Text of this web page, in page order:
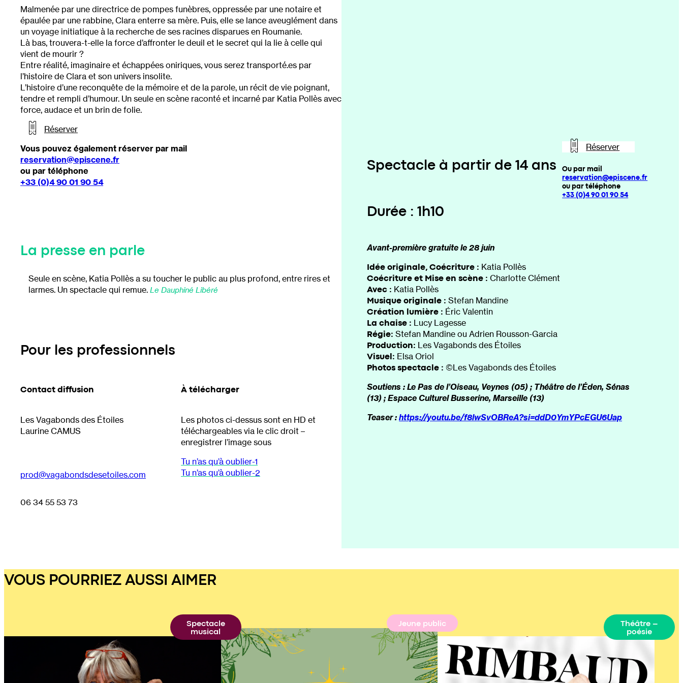
Malmenée par une directrice de pompes funèbres, oppressée par une notaire et
épaulée par une rabbine, Clara enterre sa mère. Puis, elle se lance aveuglément dans
un voyage initiatique à la recherche de ses racines disparues en Roumanie.
Là bas, trouvera-t-elle la force d’affronter le deuil et le secret qui la lie à celle qui
vient de mourir ?
Entre réalité, imaginaire et échappées oniriques, vous serez transporté.es par
l’histoire de Clara et son univers insolite.
L’histoire d’une reconquête de la mémoire et de la parole, un récit de vie poignant,
tendre et rempli d’humour. Un seule en scène raconté et incarné par Katia Pollès avec
force, audace et un brin de folie.
Réserver
Vous pouvez également réserver par mail
reservation@episcene.fr
ou par téléphone
+33 (0)4 90 01 90 54
La presse en parle
Seule en scène, Katia Pollès a su toucher le public au plus profond, entre rires et
larmes. Un spectacle qui remue. Le Dauphiné Libéré
Pour les professionnels
Contact diffusion
Les Vagabonds des Étoiles
Laurine CAMUS
prod@vagabondsdesetoiles.com
06 34 55 53 73
À télécharger
Les photos ci-dessus sont en HD et
téléchargeables via le clic droit –
enregistrer l’image sous
Tu n’as qu’à oublier-1
Tu n’as qu’à oublier-2
Spectacle à partir de 14 ans
Durée : 1h10
Avant-première gratuite le 28 juin
Idée originale, Coécriture : Katia Pollès
Coécriture et Mise en scène : Charlotte Clément
Avec : Katia Pollès
Musique originale : Stefan Mandine
Création lumière : Éric Valentin
La chaise : Lucy Lagesse
Régie: Stefan Mandine ou Adrien Rousson-Garcia
Production: Les Vagabonds des Étoiles
Visuel: Elsa Oriol
Photos spectacle : ©Les Vagabonds des Étoiles
Réserver
Ou par mail
reservation@episcene.fr
ou par téléphone
+33 (0)4 90 01 90 54
Soutiens : Le Pas de l’Oiseau, Veynes (05) ; Théâtre de l’Éden, Sénas
(13) ; Espace Culturel Busserine, Marseille (13)
Teaser : https://youtu.be/f8lwSvOBReA?si=ddD0YmYPcEGU6Uap
VOUS POURRIEZ AUSSI AIMER
Spectacle
musical
Jeune public Théâtre –
poésie